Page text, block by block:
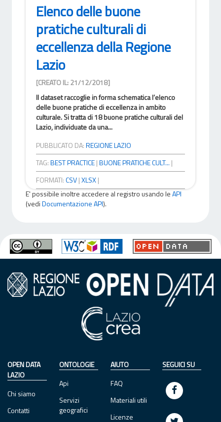
Elenco delle buone
pratiche culturali di
eccellenza della Regione
Lazio
[CREATO IL: 21/12/2018]
Il dataset raccoglie in forma schematica l’elenco
delle buone pratiche di eccellenza in ambito
culturale. Si tratta di 18 buone pratiche culturali del
Lazio, individuate da una...
PUBBLICATO DA:REGIONE LAZIO
TAG:BEST PRACTICE|BUONE PRATICHE CULT... |
FORMATI:CSV|XLSX|
E' possibile inoltre accedere al registro usando leAPI
(vediDocumentazione API).
OPEN DATA
LAZIO
Chi siamo
Contatti
ONTOLOGIE
Api
Servizi
geografici
AIUTO
FAQ
Materiali utili
Licenze
SEGUICI SU